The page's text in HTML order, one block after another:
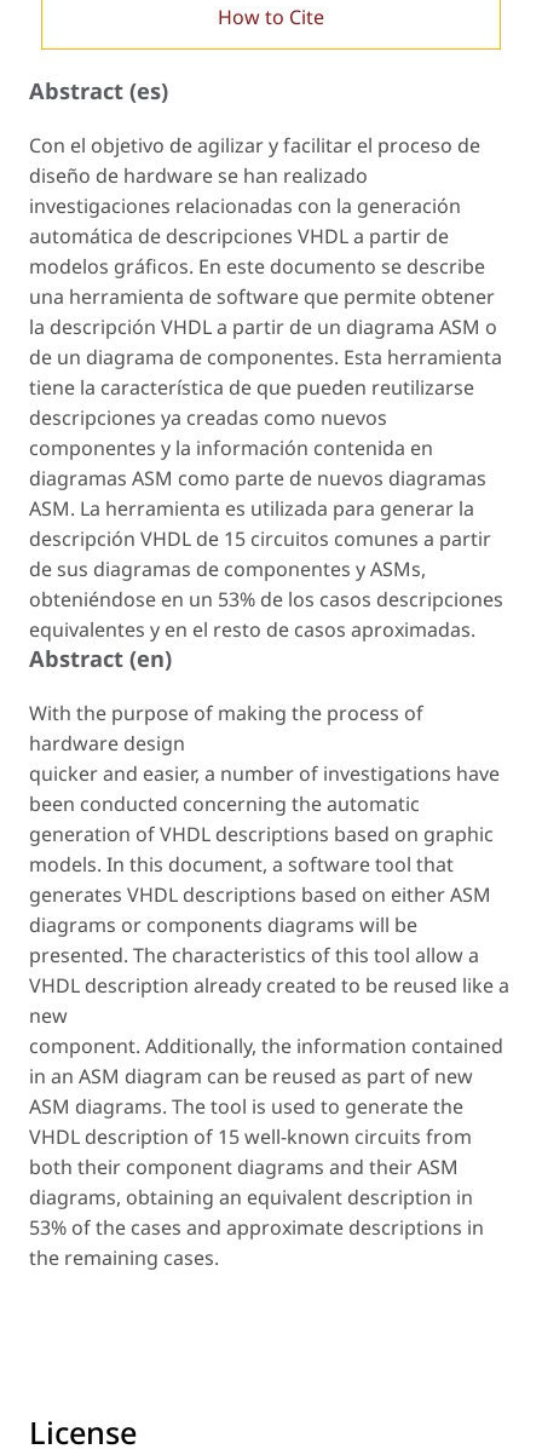
How to Cite
Abstract (es)
Con el objetivo de agilizar y facilitar el proceso de
diseño de hardware se han realizado
investigaciones relacionadas con la generación
automática de descripciones VHDL a partir de
modelos gráficos. En este documento se describe
una herramienta de software que permite obtener
la descripción VHDL a partir de un diagrama ASM o
de un diagrama de componentes. Esta herramienta
tiene la característica de que pueden reutilizarse
descripciones ya creadas como nuevos
componentes y la información contenida en
diagramas ASM como parte de nuevos diagramas
ASM. La herramienta es utilizada para generar la
descripción VHDL de 15 circuitos comunes a partir
de sus diagramas de componentes y ASMs,
obteniéndose en un 53% de los casos descripciones
equivalentes y en el resto de casos aproximadas.
Abstract (en)
With the purpose of making the process of
hardware design
quicker and easier, a number of investigations have
been conducted concerning the automatic
generation of VHDL descriptions based on graphic
models. In this document, a software tool that
generates VHDL descriptions based on either ASM
diagrams or components diagrams will be
presented. The characteristics of this tool allow a
VHDL description already created to be reused like a
new
component. Additionally, the information contained
in an ASM diagram can be reused as part of new
ASM diagrams. The tool is used to generate the
VHDL description of 15 well-known circuits from
both their component diagrams and their ASM
diagrams, obtaining an equivalent description in
53% of the cases and approximate descriptions in
the remaining cases.
License